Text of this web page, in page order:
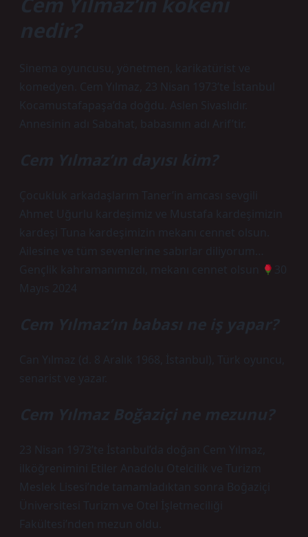
nedir?
Sinema oyuncusu, yönetmen, karikatürist ve
komedyen. Cem Yılmaz, 23 Nisan 1973’te İstanbul
Kocamustafapaşa’da doğdu. Aslen Sivaslıdır.
Annesinin adı Sabahat, babasının adı Arif’tir.
Cem Yılmaz’ın dayısı kim?
Çocukluk arkadaşlarım Taner’in amcası sevgili
Ahmet Uğurlu kardeşimiz ve Mustafa kardeşimizin
kardeşi Tuna kardeşimizin mekanı cennet olsun.
Ailesine ve tüm sevenlerine sabırlar diliyorum…
Gençlik kahramanımızdı, mekanı cennet olsun
30
Mayıs 2024
Cem Yılmaz’ın babası ne iş yapar?
Can Yılmaz (d. 8 Aralık 1968, İstanbul), Türk oyuncu,
senarist ve yazar.
Cem Yılmaz Boğaziçi ne mezunu?
23 Nisan 1973’te İstanbul’da doğan Cem Yılmaz,
ilköğrenimini Etiler Anadolu Otelcilik ve Turizm
Meslek Lisesi’nde tamamladıktan sonra Boğaziçi
Üniversitesi Turizm ve Otel İşletmeciliği
Fakültesi’nden mezun oldu.